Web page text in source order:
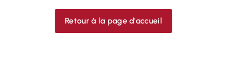
Retour à la page d'accueil